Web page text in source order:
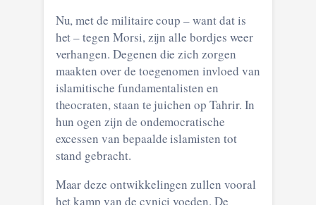
Nu, met de militaire coup – want dat is
het – tegen Morsi, zijn alle bordjes weer
verhangen. Degenen die zich zorgen
maakten over de toegenomen invloed van
islamitische fundamentalisten en
theocraten, staan te juichen op Tahrir. In
hun ogen zijn de ondemocratische
excessen van bepaalde islamisten tot
stand gebracht.
Maar deze ontwikkelingen zullen vooral
het kamp van de cynici voeden. De